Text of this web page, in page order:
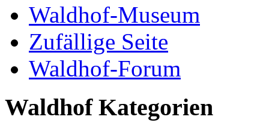
Waldhof-Museum
Zufällige Seite
Waldhof-Forum
Waldhof Kategorien